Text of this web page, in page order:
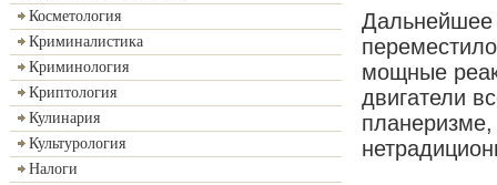
Косметология
Криминалистика
Криминология
Криптология
Кулинария
Культурология
Налоги
Дальнейшее
мощные
двигатели
планеризме,